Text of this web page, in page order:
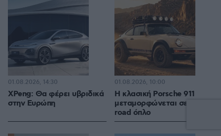
XPeng: Θα φέρει υβριδικά
στην Ευρώπη
01.08.2026, 14:30
H κλασική Porsche 911
μεταμορφώνεται σε off-
road όπλο
01.08.2026, 10:00